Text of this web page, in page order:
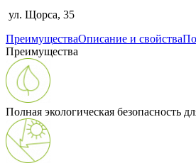
ул. Щорса, 35
ПреимуществаОписание и свойства
Преимущества
Полная экологическая безопасность